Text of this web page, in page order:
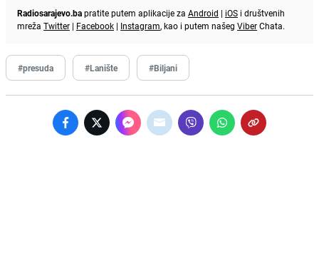
Radiosarajevo.bapratite putem aplikacije za Android | iOS i društvenih
mreža Twitter | Facebook | Instagram, kao i putem našeg ViberChata.
#presuda #Lanište #Biljani